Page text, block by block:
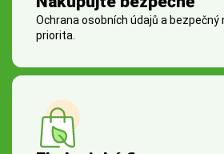
Ochrana osobních údajů a bezpečný
priorita.